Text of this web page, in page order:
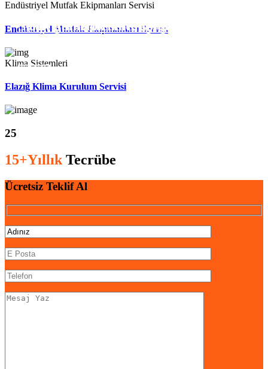
"Güveniniz bizimle, kombinizin sağlığı
Sıcak günlerde serinliği garantilemek
Endüstriyel Mutfak Ekipmanları Servisi
Endüstriyel Mutfak Ekipmanları Servisi
Klima Sistemleri
Elazığ Klima Kurulum Servisi
25
15+Yıllık Tecrübe
Ücretsiz Teklif Al